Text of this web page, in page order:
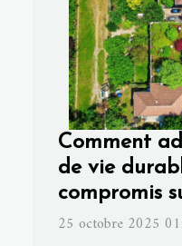
Comment
de vie
compromis
25 octobre 2025